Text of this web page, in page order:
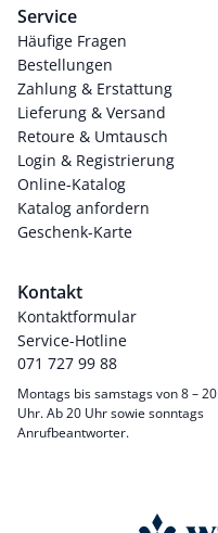
Service
Häufige Fragen
Bestellungen
Zahlung & Erstattung
Lieferung & Versand
Retoure & Umtausch
Login & Registrierung
Online-Katalog
Katalog anfordern
Geschenk-Karte
Kontakt
Kontaktformular
Service-Hotline
071 727 99 88
Montags bis samstags von 8 – 20
Uhr. Ab 20 Uhr sowie sonntags
Anrufbeantworter.